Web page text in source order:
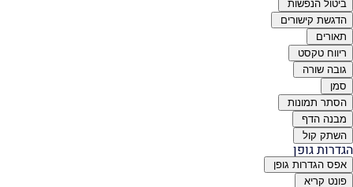
ביטול הנפשות
הדגשת קישורים
תאורים
ריווח טקסט
גובה שורה
סמן
הסתר תמונות
מבנה הדף
השתק קול
הגדרות גופן
אפס הגדרות גופן
פונט קריא